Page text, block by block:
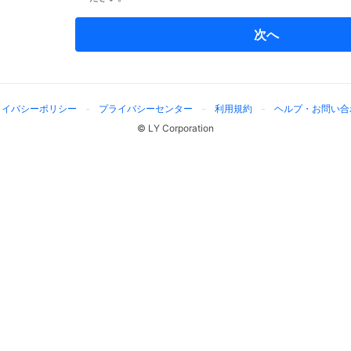
次へ
バシーポリシー プライバシーセンター 利用規約
ヘルプ・お問い
© LY Corporation